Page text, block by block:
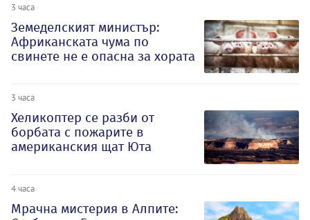
3 часа
Земеделският министър:
Африканската чума по
свинете не е опасна за хората
3 часа
Хеликоптер се разби от
борбата с пожарите в
американския щат Юта
4 часа
Мрачна мистерия в Алпите: